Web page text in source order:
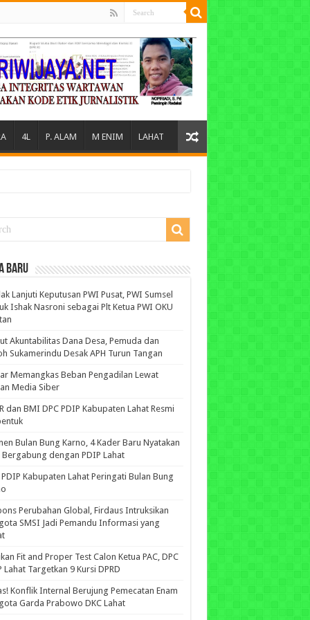
4L P. ALAM M ENIM LAHAT
BARU
Lanjuti Keputusan PWI Pusat, PWI Sumsel
Ishak Nasroni sebagai Plt Ketua PWI OKU
Akuntabilitas Dana Desa, Pemuda dan
Sukamerindu Desak APH Turun Tangan
Memangkas Beban Pengadilan Lewat
Media Siber
dan BMI DPC PDIP Kabupaten Lahat Resmi
Bulan Bung Karno, 4 Kader Baru Nyatakan
Bergabung dengan PDIP Lahat
PDIP Kabupaten Lahat Peringati Bulan Bung
Perubahan Global, Firdaus Intruksikan
SMSI Jadi Pemandu Informasi yang
Fit and Proper Test Calon Ketua PAC, DPC
Lahat Targetkan 9 Kursi DPRD
Konflik Internal Berujung Pemecatan Enam
Garda Prabowo DKC Lahat